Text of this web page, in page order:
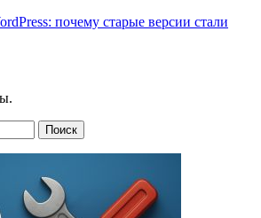
почему старые версии стали